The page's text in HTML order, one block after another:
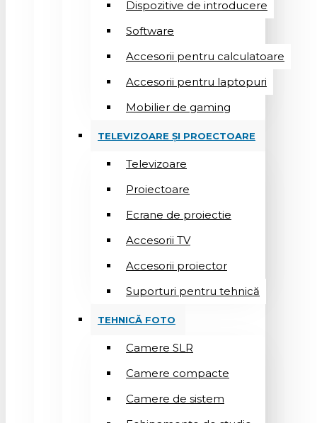
Dispozitive de introducere
Software
Accesorii pentru calculatoare
Accesorii pentru laptopuri
Mobilier de gaming
TELEVIZOARE ȘI PROECTOARE
Televizoare
Proiectoare
Ecrane de proiectie
Accesorii TV
Accesorii proiector
Suporturi pentru tehnică
TEHNICĂ FOTO
Camere SLR
Camere compacte
Camere de sistem